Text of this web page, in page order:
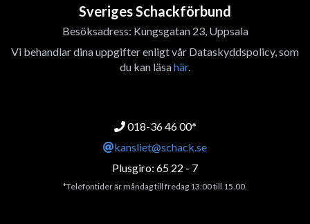
Sveriges Schackförbund
Besöksadress: Kungsgatan 23, Uppsala
Vi behandlar dina uppgifter enligt vår Dataskyddspolicy, som
du kan läsahär.
018-36 46 00*
kansliet@schack.se
Plusgiro: 65 22 - 7
*Telefontider är måndag till fredag 13:00 till 15.00.